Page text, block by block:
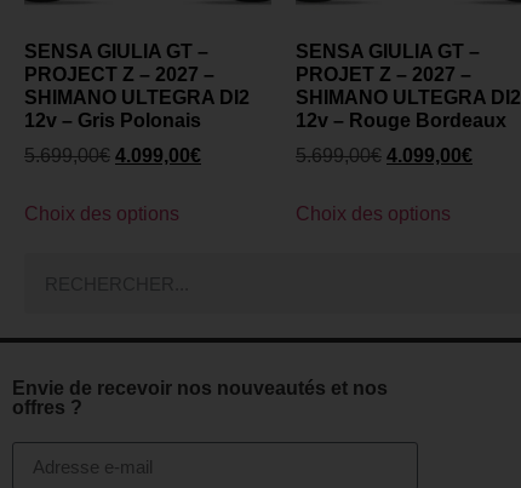
SENSA GIULIA GT –
PROJECT Z – 2027 –
SHIMANO ULTEGRA DI2
12v – Gris Polonais
5.699,00€ 4.099,00€
Choix des options
SENSA GIULIA GT –
PROJET Z – 2027 –
SHIMANO ULTEGRA DI2
12v – Rouge Bordeaux
5.699,00€ 4.099,00€
Choix des options
Envie de recevoir nos nouveautés et nos
offres ?